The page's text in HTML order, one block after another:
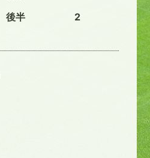
後半
2